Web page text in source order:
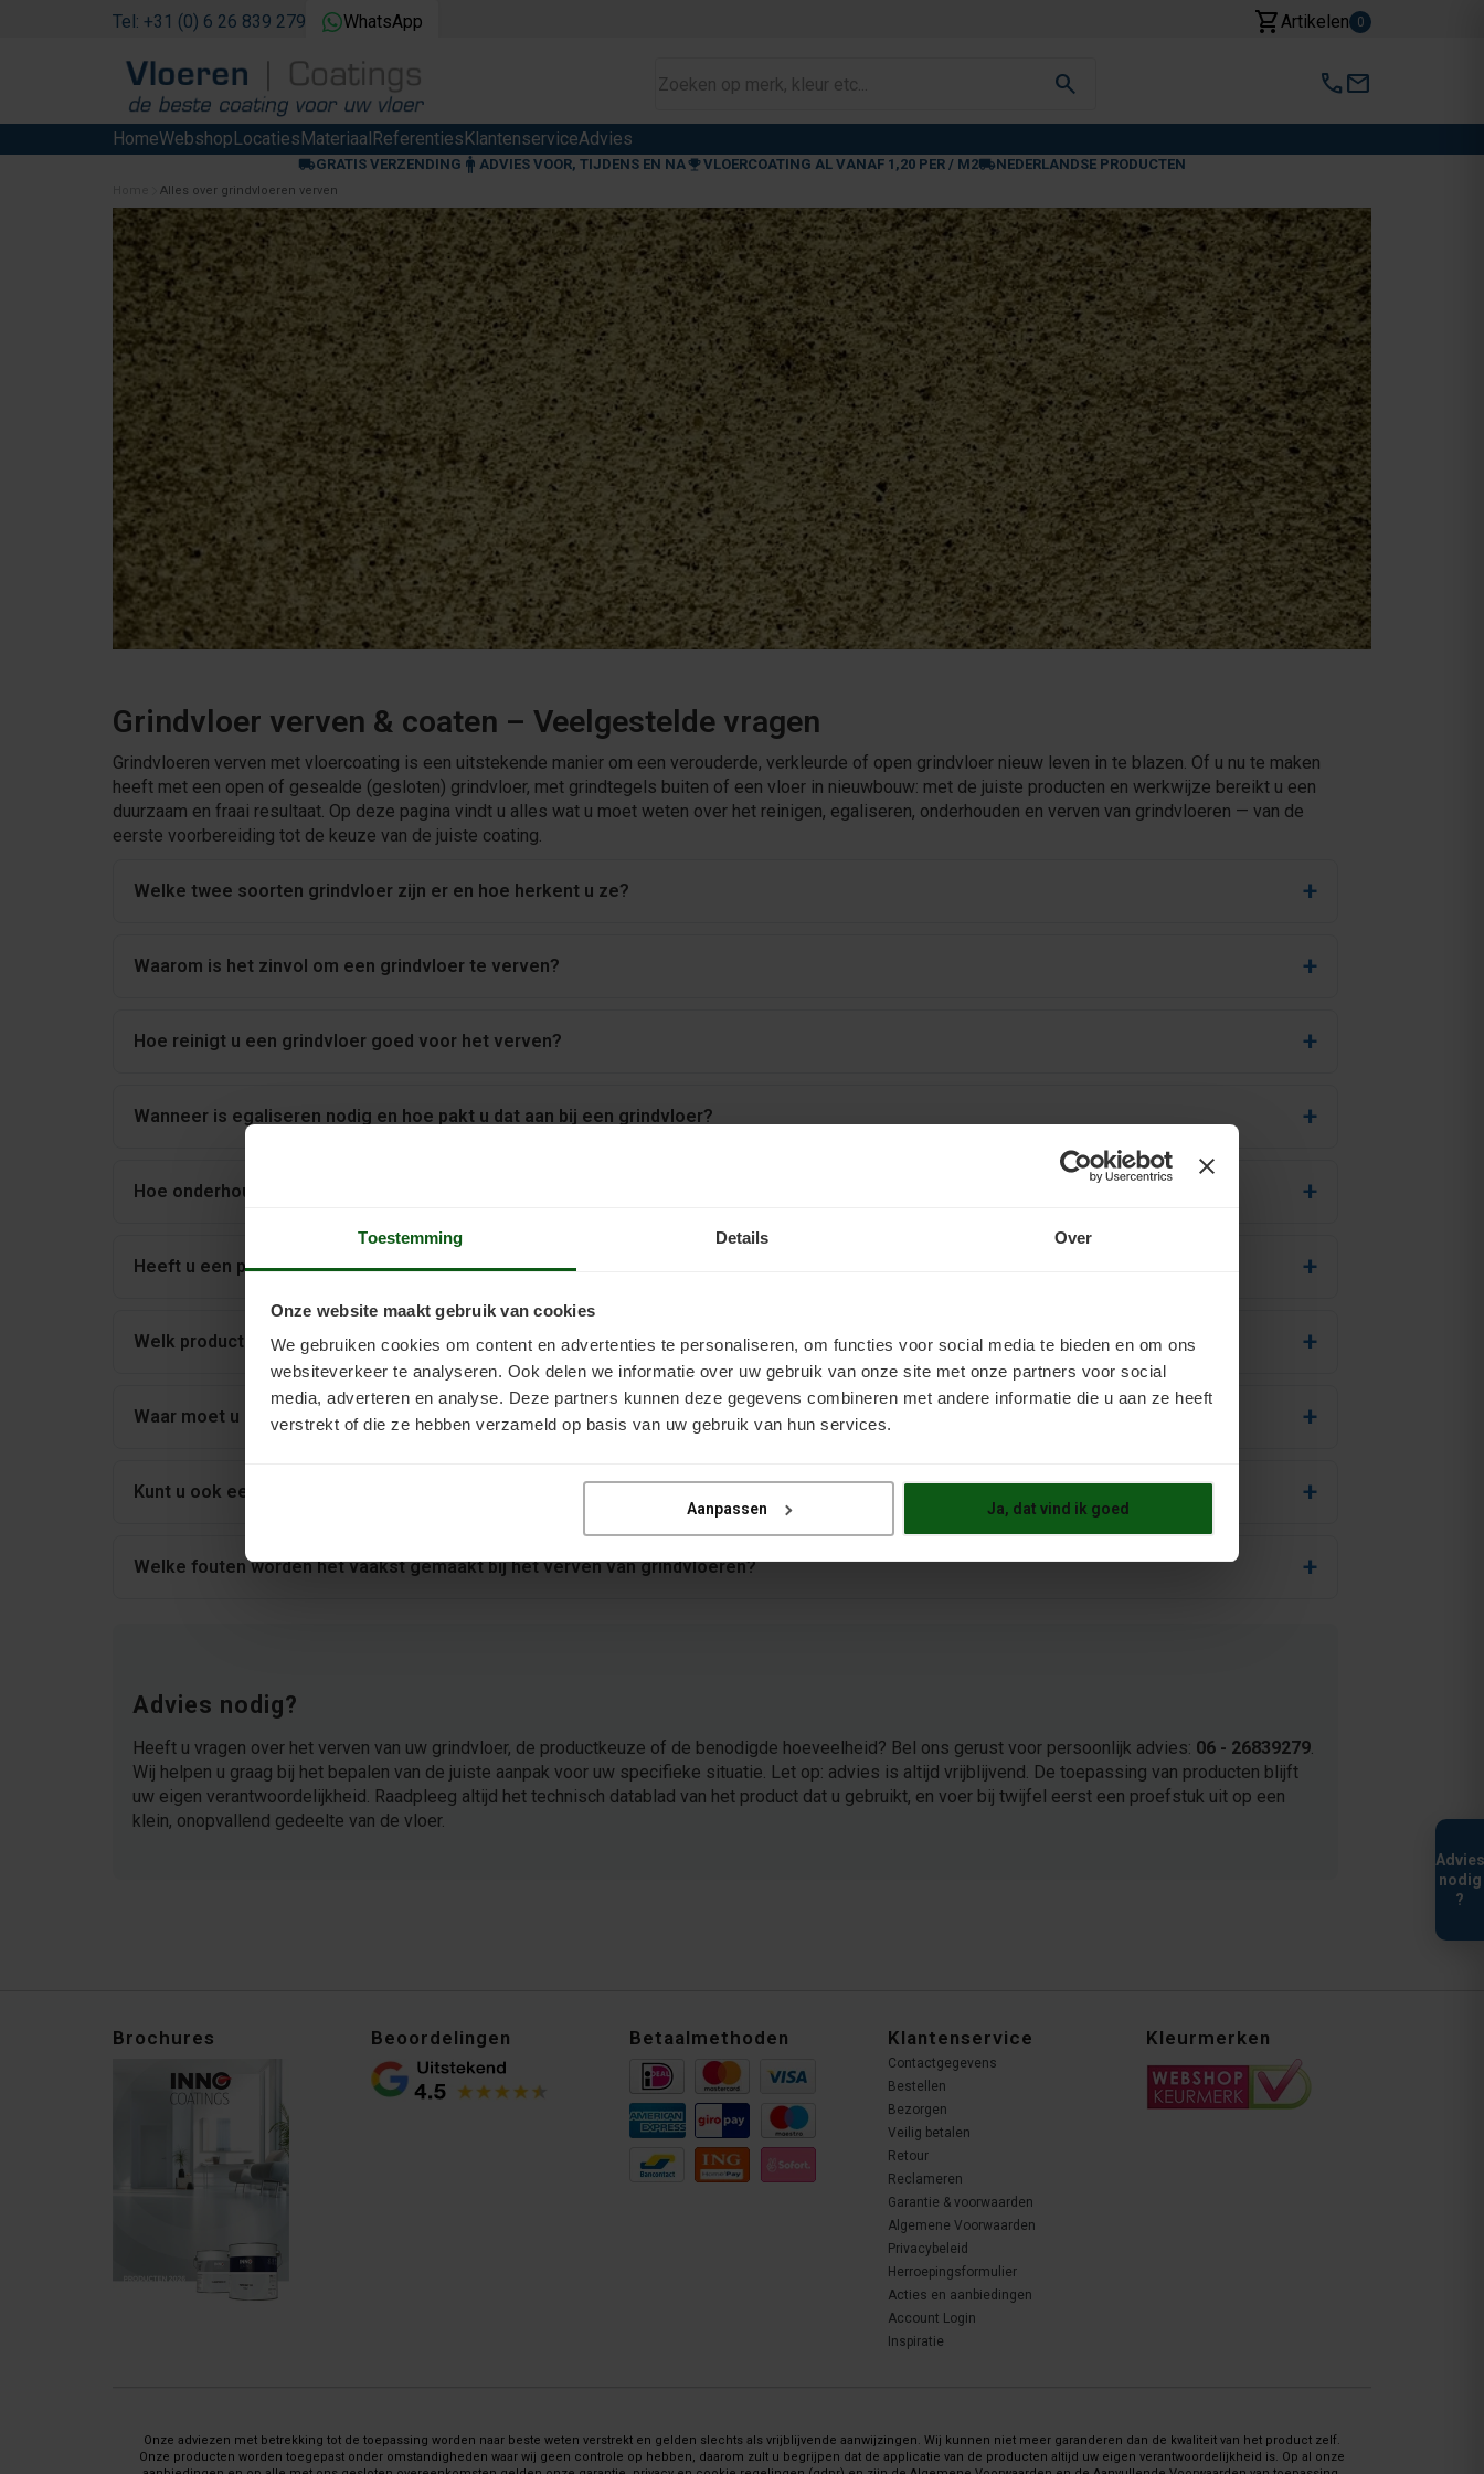
Toestemming Details Over
Onze website maakt gebruik van cookies
We gebruiken cookies om content en advertenties te personaliseren, om functies voor social media te bieden en om ons
websiteverkeer te analyseren. Ook delen we informatie over uw gebruik van onze site met onze partners voor social
media, adverteren en analyse. Deze partners kunnen deze gegevens combineren met andere informatie die u aan ze heeft
verstrekt of die ze hebben verzameld op basis van uw gebruik van hun services.
Aanpassen Ja, dat vind ik goed
Advies
nodig
?
Tel: +31 (0) 6 26 839 279 WhatsApp shopping_cartArtikelen 0
search callmail
HomeWebshopLocatiesMateriaalReferentiesKlantenserviceAdvies
GRATIS VERZENDING ADVIES VOOR, TIJDENS EN NA VLOERCOATING AL VANAF 1,20 PER / M2 NEDERLANDSE PRODUCTEN
Alles over grindvloeren verven
Grindvloer verven & coaten – Veelgestelde vragen
Grindvloeren verven met vloercoating is een uitstekende manier om een verouderde, verkleurde of open grindvloer nieuw leven in te blazen. Of u nu te maken
heeft met een open of gesealde (gesloten) grindvloer, met grindtegels buiten of een vloer in nieuwbouw: met de juiste producten en werkwijze bereikt u een
duurzaam en fraai resultaat. Op deze pagina vindt u alles wat u moet weten over het reinigen, egaliseren, onderhouden en verven van grindvloeren — van de
eerste voorbereiding tot de keuze van de juiste coating.
Welke twee soorten grindvloer zijn er en hoe herkent u ze?
Waarom is het zinvol om een grindvloer te verven?
Hoe reinigt u een grindvloer goed voor het verven?
Wanneer is egaliseren nodig en hoe pakt u dat aan bij een grindvloer?
Hoe onderhoudt u een grindvloer op de juiste manier?
Heeft u een primer nodig voor het verven van een grindvloer?
Welk product gebruikt u voor het verven van een grindvloer en hoe brengt u het aan?
Waar moet u extra op letten bij het verven van grindtegels buiten?
Kunt u ook een grindvloer in nieuwbouw verven?
Welke fouten worden het vaakst gemaakt bij het verven van grindvloeren?
Advies nodig?
Heeft u vragen over het verven van uw grindvloer, de productkeuze of de benodigde hoeveelheid? Bel ons gerust voor persoonlijk advies: 06 - 26839279.
Wij helpen u graag bij het bepalen van de juiste aanpak voor uw specifieke situatie. Let op: advies is altijd vrijblijvend. De toepassing van producten blijft
uw eigen verantwoordelijkheid. Raadpleeg altijd het technisch datablad van het product dat u gebruikt, en voer bij twijfel eerst een proefstuk uit op een
klein, onopvallend gedeelte van de vloer.
Brochures Beoordelingen Betaalmethoden Klantenservice
Contactgegevens
Bestellen
Bezorgen
Veilig betalen
Retour
Reclameren
Garantie & voorwaarden
Algemene Voorwaarden
Privacybeleid
Herroepingsformulier
Acties en aanbiedingen
Account Login
Inspiratie
Kleurmerken
Onze adviezen met betrekking tot de toepassing worden naar beste weten verstrekt en gelden slechts als vrijblijvende aanwijzingen. Wij kunnen niet meer garanderen dan de kwaliteit van het product zelf.
Onze producten worden toegepast onder omstandigheden waar wij geen controle op hebben, daarom zult u begrijpen dat de applicatie van de producten altijd uw eigen verantwoordelijkheid is. Op al onze